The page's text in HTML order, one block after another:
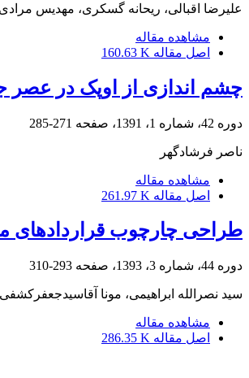
علیرضا اقبالی، ریحانه گسکری، مهدیس
مشاهده مقاله
اصل مقاله 160.63 K
چشم اندازی از اوپک در
دوره 42، شماره 1، 1391، صفحه 271-285
ناصر فرشادگهر
مشاهده مقاله
اصل مقاله 261.97 K
طراحی چارچوب قراردادهای
دوره 44، شماره 3، 1393، صفحه 293-310
سید نصرالله ابراهیمی، مونا آقاسیدجعفرکشفی
مشاهده مقاله
اصل مقاله 286.35 K